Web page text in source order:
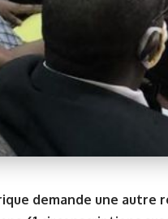
demande une autre